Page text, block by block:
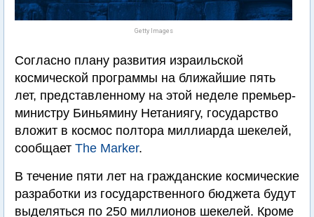
Getty Images
Согласно плану развития израильской
космической программы на ближайшие пять
лет, представленному на этой неделе премьер-
министру Биньямину Нетаниягу, государство
вложит в космос полтора миллиарда шекелей,
сообщает The Marker.
В течение пяти лет на гражданские космические
разработки из государственного бюджета будут
выделяться по 250 миллионов шекелей. Кроме